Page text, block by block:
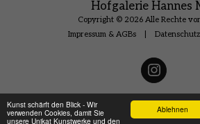
Ablehnen
Kunst schärft den Blick - Wir
verwenden Cookies, damit Sie
unsere Unikat Kunstwerke und den
Hofgalerie Hannes
Copyright © 2026 Alle Rechte
Impressum & AGBs|